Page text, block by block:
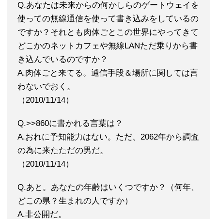
Q.あなたは未来からの何かしらのゲートウェイを
使っての無線通信を使って書き込みをしているの
ですか？それとも肉体ごとこの世界にやってきて
どこかのネットカフェや無線LANただ乗りから書
き込んでいるのですか？
A.肉体ごと来てる。通信手段＆場所に関しては言
わないでおく。
（2010/11/14）
Q.>>860に書かれる言葉は？
A.おれに予知能力はない。ただ、2062年から調査
の為に来たただの男だ。
（2010/11/14）
Q.あと。あなたの年齢はいくつですか？（何年、
どこの県？生まれの人ですか）
A.非公開だ。